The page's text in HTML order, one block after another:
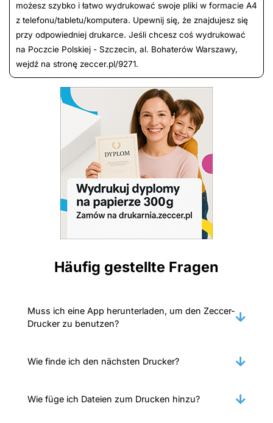
możesz szybko i łatwo wydrukować swoje pliki w formacie A4
z telefonu/tabletu/komputera. Upewnij się, że znajdujesz się
przy odpowiedniej drukarce. Jeśli chcesz coś wydrukować
na Poczcie Polskiej - Szczecin, al. Bohaterów Warszawy,
wejdź na stronę zeccer.pl/9271.
Häufig gestellte Fragen
Muss ich eine App herunterladen, um den Zeccer-
Drucker zu benutzen?
Wie finde ich den nächsten Drucker?
Wie füge ich Dateien zum Drucken hinzu?